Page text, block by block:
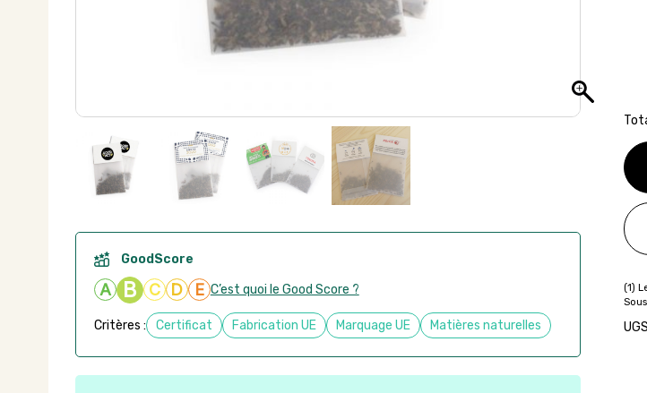
GoodScore
A B C D E C’est quoi le Good Score ?
Critères : Certificat Fabrication UE Marquage UE Matières naturelles